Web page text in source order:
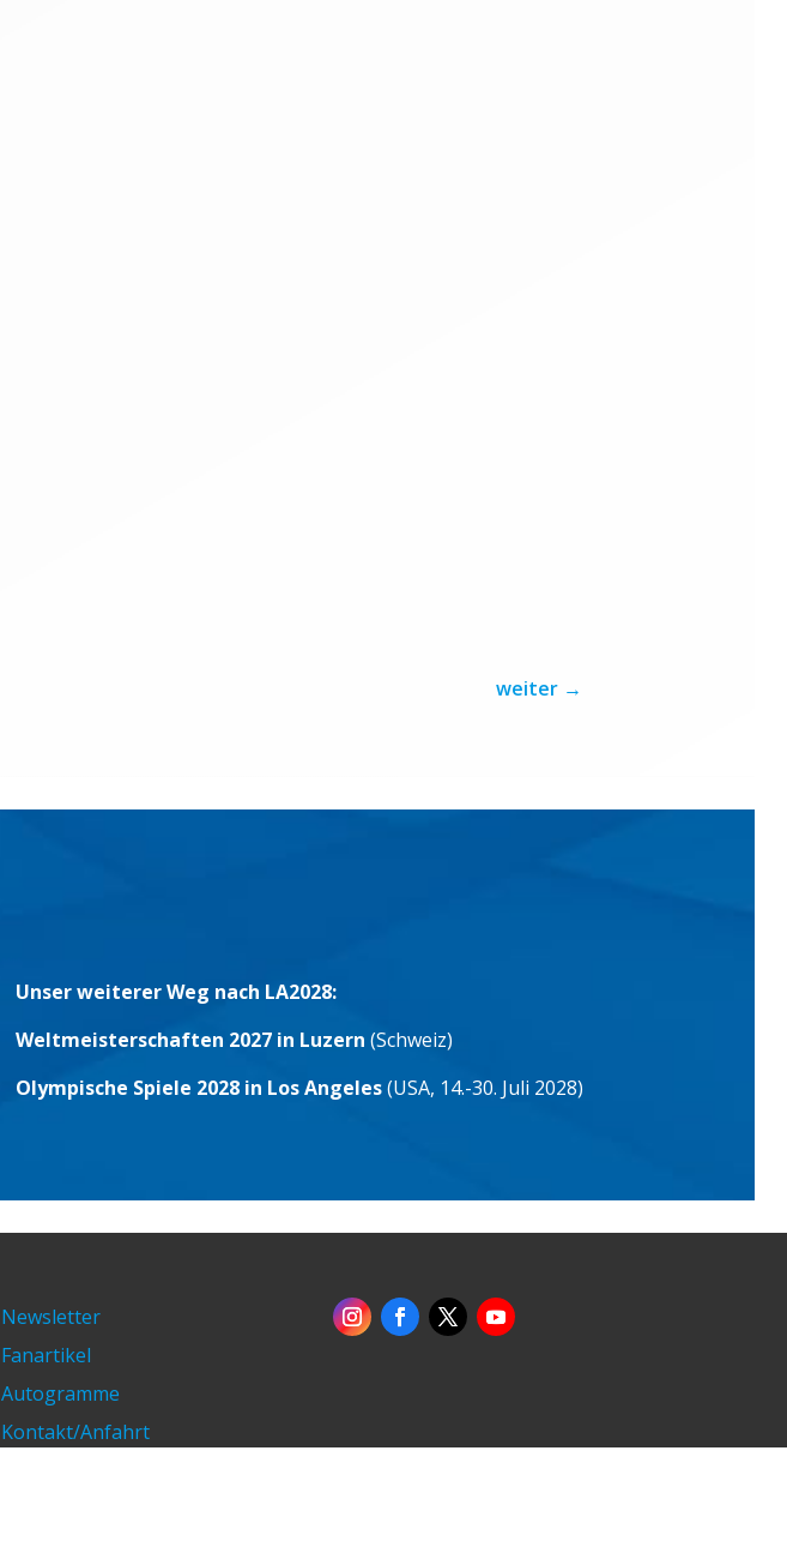
weiter →
Unser weiterer Weg nach LA2028:
Weltmeisterschaften 2027 in Luzern (Schweiz)
Olympische Spiele 2028 in Los Angeles(USA, 14.-30. Juli 2028)
Newsletter
Fanartikel
Autogramme
Kontakt/Anfahrt